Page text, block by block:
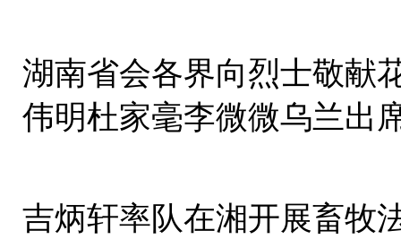
湖南省会各界向烈士敬献
伟明杜家毫李微微乌兰出
吉炳轩率队在湘开展畜牧